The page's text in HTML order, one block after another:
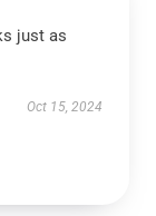
just as
Oct 15, 2024